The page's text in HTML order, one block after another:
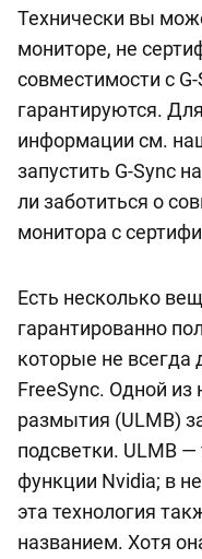
Технически вы
мониторе, не
совместимости с
гарантируются.
информации см.
запустить G-Sync
ли заботиться о
монитора с
Есть несколько
гарантированно
которые не всегда
FreeSync. Одной из
размытия (ULMB)
подсветки. ULMB
функции Nvidia; в
эта технология
названием. Хотя